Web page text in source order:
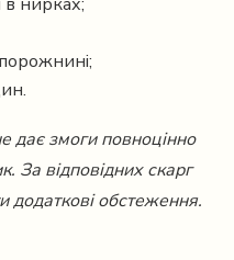
змоги повноцінно
За відповідних скарг
додаткові обстеження.